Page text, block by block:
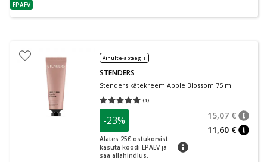
nõuanne
EPAEV
Ainult e-apteegis
STENDERS
Stenders kätekreem Apple Blossom 75 ml
(1)
Keskmine hinnang 5.00
-23%
Alates 25€ ostukorvist
kasuta koodi EPAEV ja
saa allahindlus.
nõuanne
15,07 €
11,60 €